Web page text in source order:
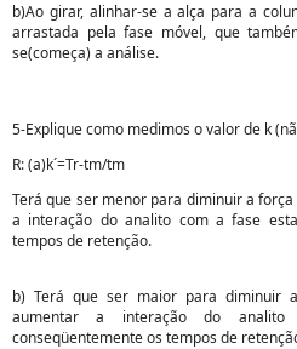
b)Ao girar, alinhar-se a alça para a
arrastada pela fase móvel, que
se(começa) a análise.
5-Explique como medimos o valor de k
R: (a)k´=Tr-tm/tm
Terá que ser menor para diminuir a
a interação do analito com a fase
tempos de retenção.
b) Terá que ser maior para diminuir
aumentar a interação do
conseqüentemente os tempos de